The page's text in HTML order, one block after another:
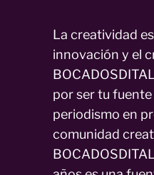
La creatividad
innovación y el
por ser tu
periodismo en
comunidad